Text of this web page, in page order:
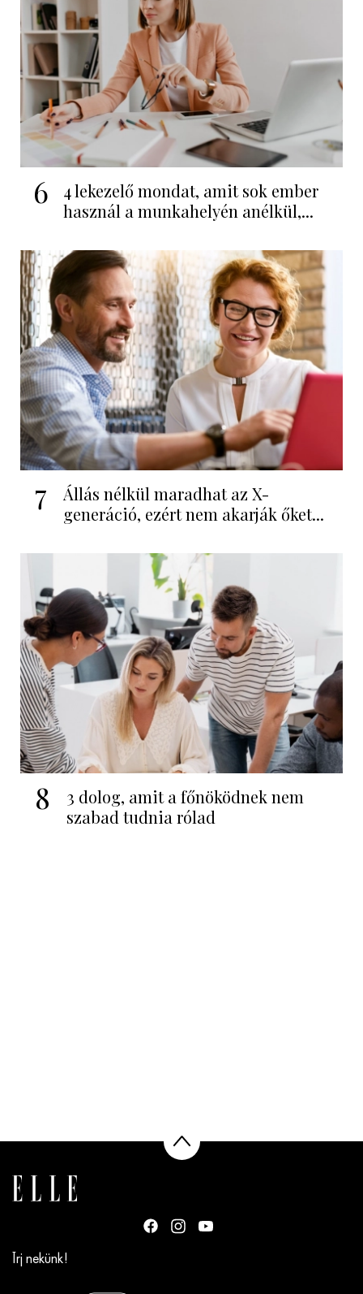
6
4 lekezelő mondat, amit sok ember
használ a munkahelyén anélkül,...
7
Állás nélkül maradhat az X-
generáció, ezért nem akarják őket...
8
3 dolog, amit a főnöködnek nem
szabad tudnia rólad
Írj nekünk!